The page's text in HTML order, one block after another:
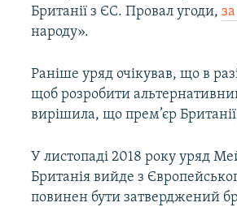
Британії з ЄС. Провал угоди,
народу».
Раніше уряд очікував, що в
щоб розробити
вирішила, що прем’єр​
У листопаді 2018 року уряд
Британія вийде з
повинен бути затверджений